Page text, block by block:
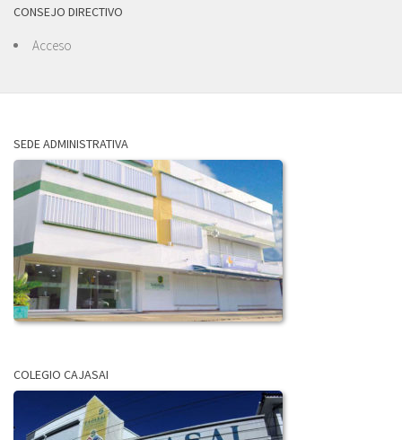
CONSEJO DIRECTIVO
Acceso
SEDE ADMINISTRATIVA
COLEGIO CAJASAI